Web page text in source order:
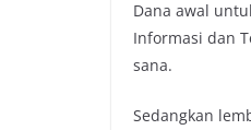
Dana awal
Informasi dan
sana.
Sedangkan